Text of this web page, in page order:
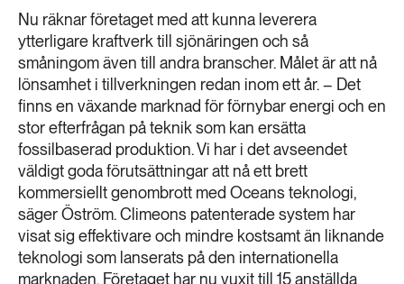
Nu räknar företaget med att kunna leverera
ytterligare kraftverk till sjönäringen och så
småningom även till andra branscher. Målet är att nå
lönsamhet i tillverkningen redan inom ett år. – Det
finns en växande marknad för förnybar energi och en
stor efterfrågan på teknik som kan ersätta
fossilbaserad produktion. Vi har i det avseendet
väldigt goda förutsättningar att nå ett brett
kommersiellt genombrott med Oceans teknologi,
säger Öström. Climeons patenterade system har
visat sig effektivare och mindre kostsamt än liknande
teknologi som lanserats på den internationella
marknaden. Företaget har nu vuxit till 15 anställda